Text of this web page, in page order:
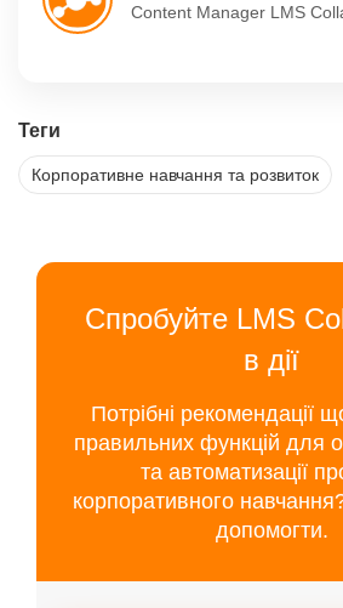
Content Manager LMS
Теги
Корпоративне навчання та розвиток
Спробуйте LMS
в дії
Потрібні рекомендації
правильних функцій для
та автоматизації
корпоративного
допомогти.